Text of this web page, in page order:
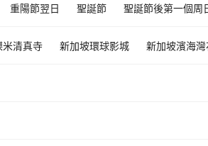
重陽節翌日 聖誕節 聖誕節後第一個周
米清真寺 新加坡環球影城 新加坡濱海灣